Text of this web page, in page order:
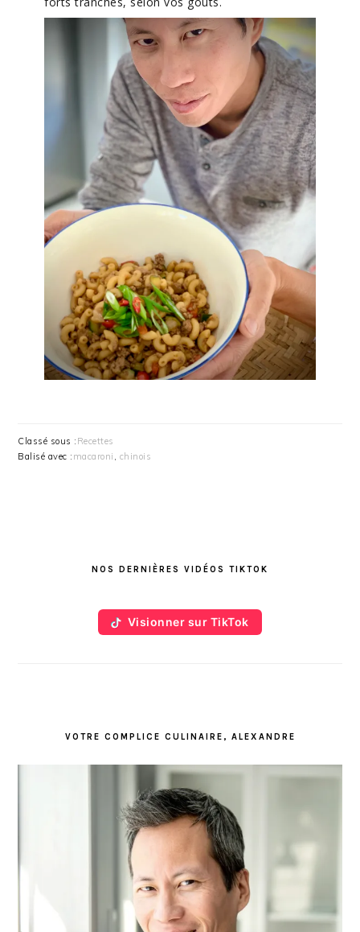
Classé sous : Recettes
Balisé avec : macaroni , chinois
PRINCIPALENOS DERNIÈRES VIDÉOS TIKTOK
Visionner sur TikTok
VOTRE COMPLICE CULINAIRE, ALEXANDRE